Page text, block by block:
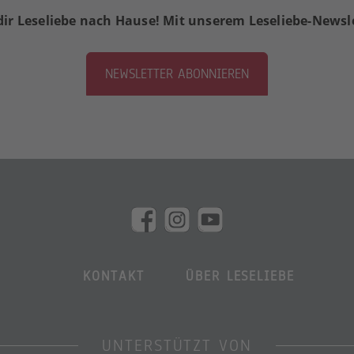
Leseliebe nach Hause! Mit unserem Leseliebe-
NEWSLETTER ABONNIEREN
KONTAKT ÜBER LESELIEBE
UNTERSTÜTZT VON